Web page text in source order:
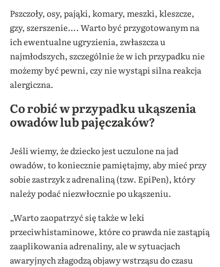
Pszczoły, osy, pająki, komary, meszki, kleszcze,
gzy, szerszenie…. Warto być przygotowanym na
ich ewentualne ugryzienia, zwłaszcza u
najmłodszych, szczególnie że w ich przypadku nie
możemy być pewni, czy nie wystąpi silna reakcja
alergiczna.
Co robić w przypadku ukąszenia
owadów lub pajęczaków?
Jeśli wiemy, że dziecko jest uczulone na jad
owadów, to koniecznie pamiętajmy, aby mieć przy
sobie zastrzyk z adrenaliną (tzw. EpiPen), który
należy podać niezwłocznie po ukąszeniu.
„Warto zaopatrzyć się także w leki
przeciwhistaminowe, które co prawda nie zastąpią
zaaplikowania adrenaliny, ale w sytuacjach
awaryjnych złagodzą objawy wstrząsu do czasu